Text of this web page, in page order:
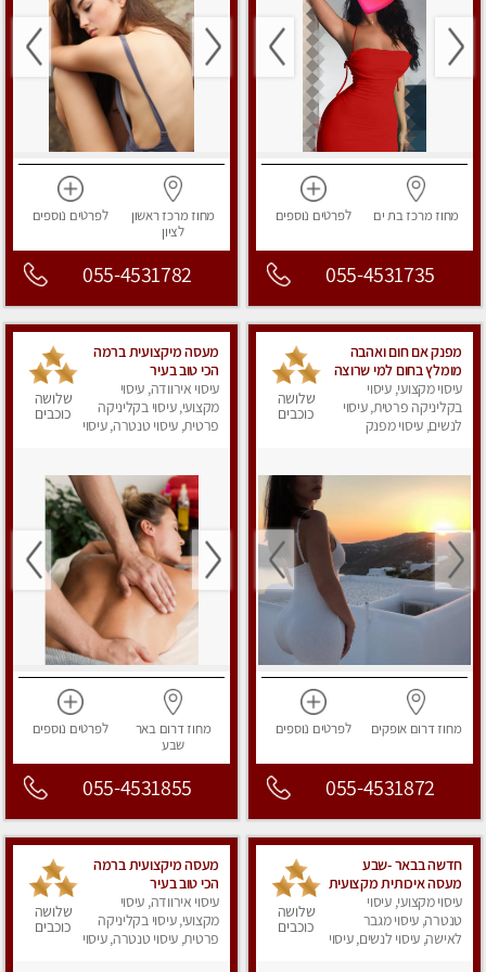
מחוז מרכז בת ים לפרטים נוספים
055-4531735
מחוז מרכזראשון
לציון
לפרטים נוספים
055-4531782
מפנק אם חום ואהבה
מומלץ בחום למי שרוצה
להירגע- מומלץ לחלוטין!
פרטי!
עיסוי מקצועי, עיסוי
בקליניקה פרטית, עיסוי
לנשים, עיסוי מפנק
שלושה
כוכבים
מחוז דרום אופקים לפרטים נוספים
055-4531872
מעסה מיקצועית ברמה
הכי טוב בעיר
עיסוי אירוודה, עיסוי
מקצועי, עיסוי בקליניקה
פרטית, עיסוי טנטרה, עיסוי
שלושה
כוכבים
מחוז דרום באר
שבע
לפרטים נוספים
055-4531855
חדשה בבאר -שבע
מעסה איכותית מקצועית
ומפנקת
עיסוי מקצועי, עיסוי
טנטרה, עיסוי מגבר
לאישה, עיסוי לנשים, עיסוי
שלושה
כוכבים
מעסה מיקצועית ברמה
הכי טוב בעיר
עיסוי אירוודה, עיסוי
מקצועי, עיסוי בקליניקה
פרטית, עיסוי טנטרה, עיסוי
שלושה
כוכבים